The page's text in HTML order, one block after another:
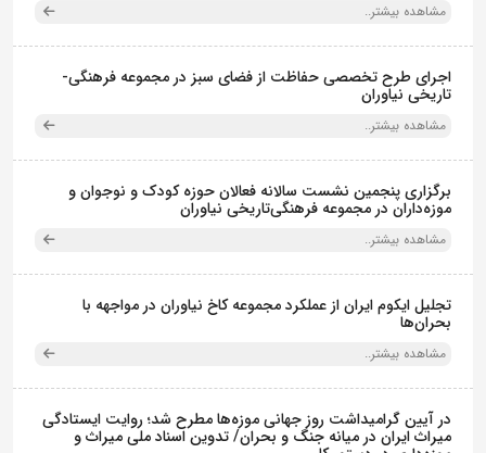
مشاهده بیشتر..
اجرای طرح تخصصی حفاظت از فضای سبز در مجموعه فرهنگی-
تاریخی نیاوران
مشاهده بیشتر..
برگزاری پنجمین نشست سالانه فعالان حوزه کودک و نوجوان و
موزه‌داران در مجموعه فرهنگی‌تاریخی نیاوران
مشاهده بیشتر..
تجلیل ایکوم ایران از عملکرد مجموعه کاخ نیاوران در مواجهه با
بحران‌ها
مشاهده بیشتر..
در آیین گرامیداشت روز جهانی موزه‌ها مطرح شد؛ روایت ایستادگی
میراث ایران در میانه جنگ و بحران/ تدوین اسناد ملی میراث و